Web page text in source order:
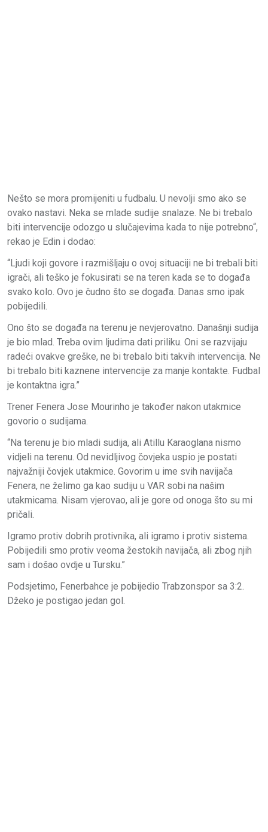
Nešto se mora promijeniti u fudbalu. U nevolji smo ako se
ovako nastavi. Neka se mlade sudije snalaze. Ne bi trebalo
biti intervencije odozgo u slučajevima kada to nije potrebno“,
rekao je Edin i dodao:
“Ljudi koji govore i razmišljaju o ovoj situaciji ne bi trebali biti
igrači, ali teško je fokusirati se na teren kada se to događa
svako kolo. Ovo je čudno što se događa. Danas smo ipak
pobijedili.
Ono što se događa na terenu je nevjerovatno. Današnji sudija
je bio mlad. Treba ovim ljudima dati priliku. Oni se razvijaju
radeći ovakve greške, ne bi trebalo biti takvih intervencija. Ne
bi trebalo biti kaznene intervencije za manje kontakte. Fudbal
je kontaktna igra.”
Trener Fenera Jose Mourinho je također nakon utakmice
govorio o sudijama.
“Na terenu je bio mladi sudija, ali Atillu Karaoglana nismo
vidjeli na terenu. Od nevidljivog čovjeka uspio je postati
najvažniji čovjek utakmice. Govorim u ime svih navijača
Fenera, ne želimo ga kao sudiju u VAR sobi na našim
utakmicama. Nisam vjerovao, ali je gore od onoga što su mi
pričali.
Igramo protiv dobrih protivnika, ali igramo i protiv sistema.
Pobijedili smo protiv veoma žestokih navijača, ali zbog njih
sam i došao ovdje u Tursku.”
Podsjetimo, Fenerbahce je pobijedio Trabzonspor sa 3:2.
Džeko je postigao jedan gol.